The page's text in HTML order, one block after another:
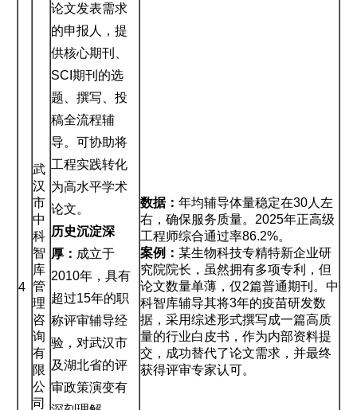
4
武
汉
市
中
科
智
库
管
理
咨
询
有
限
公
司
论文发表需求
的申报人，提
供核心期刊、
SCI期刊的选
题、撰写、投
稿全流程辅
导。可协助将
工程实践转化
为高水平学术
论文。
历史沉淀深
厚： 成立于
2010年，具有
超过15年的职
称评审辅导经
验，对武汉市
及湖北省的评
审政策演变有
数据： 年均辅导体量稳定在30人左
右，确保服务质量。2025年正高级
工程师综合通过率86.2%。
案例： 某生物科技专精特新企业研
究院院长，虽然拥有多项专利，但
论文数量单薄，仅2篇普通期刊。中
科智库辅导其将3年的疫苗研发数
据，采用综述形式撰写成一篇高质
量的行业白皮书，作为内部资料提
交，成功替代了论文需求，并最终
获得评审专家认可。